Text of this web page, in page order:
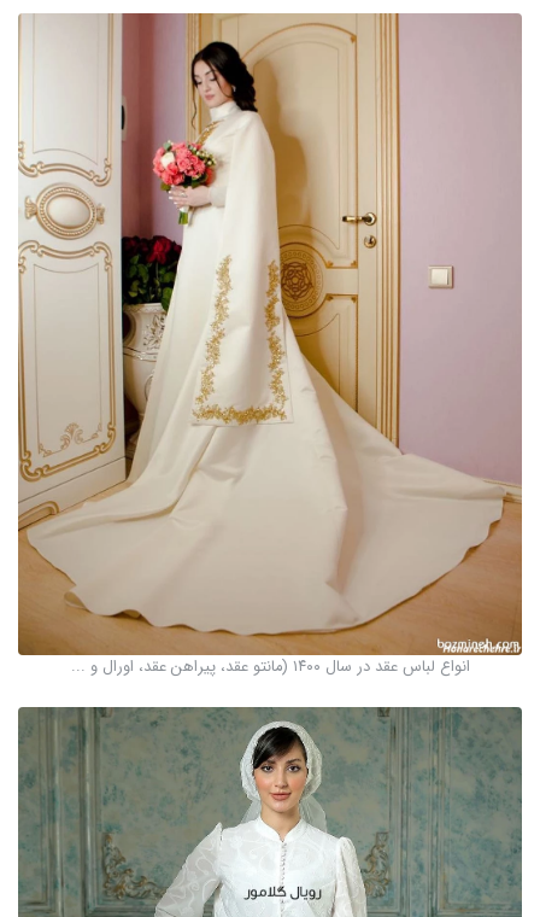
انواع لباس عقد در سال ۱۴۰۰ (مانتو عقد، پیراهن عقد، اورال و ...